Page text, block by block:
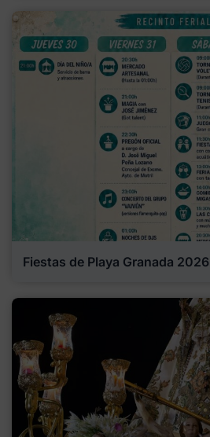
Fiestas de Playa Granada 2026